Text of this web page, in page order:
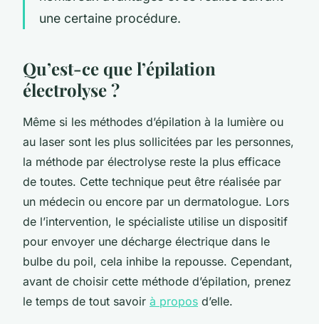
une certaine procédure.
Qu’est-ce que l’épilation
électrolyse ?
Même si les méthodes d’épilation à la lumière ou
au laser sont les plus sollicitées par les personnes,
la méthode par électrolyse reste la plus efficace
de toutes. Cette technique peut être réalisée par
un médecin ou encore par un dermatologue. Lors
de l’intervention, le spécialiste utilise un dispositif
pour envoyer une décharge électrique dans le
bulbe du poil, cela inhibe la repousse. Cependant,
avant de choisir cette méthode d’épilation, prenez
le temps de tout savoir à propos d’elle.